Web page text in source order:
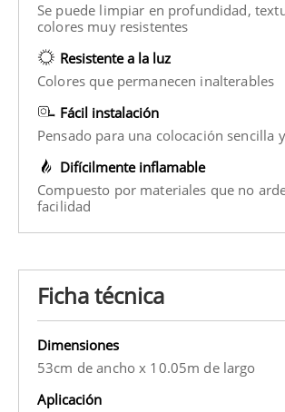
Se puede limpiar en profundidad,
colores muy resistentes
Resistente a la luz
Colores que permanecen inalterables
Fácil instalación
Pensado para una colocación sencilla
Difícilmente inflamable
Compuesto por materiales que no
facilidad
Ficha técnica
Dimensiones
53cm de ancho x 10.05m de largo
Aplicación